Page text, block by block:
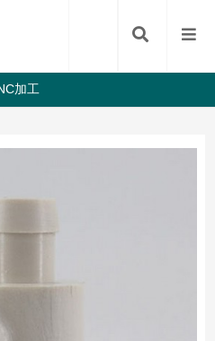
加工